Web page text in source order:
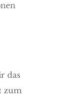
das
zum